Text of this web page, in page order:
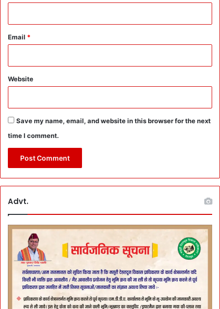
Email *
Website
Save my name, email, and website in this browser for the next
time I comment.
Advt.